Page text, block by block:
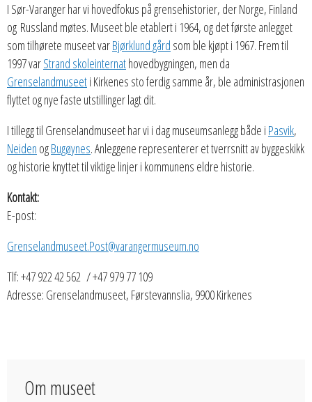
I Sør-Varanger har vi hovedfokus på grensehistorier, der Norge, Finland
og Russland møtes. Museet ble etablert i 1964, og det første anlegget
som tilhørete museet varBjørklund gård som ble kjøpt i 1967. Frem til
1997 varStrand skoleinternathovedbygningen, men da
Grenselandmuseeti Kirkenes sto ferdig samme år, ble administrasjonen
flyttet og nye faste utstillinger lagt dit.
I tillegg til Grenselandmuseet har vi i dag museumsanlegg både i Pasvik,
Neiden ogBugøynes. Anleggene representerer et tverrsnitt av byggeskikk
og historie knyttet til viktige linjer i kommunens eldre historie.
Kontakt:
E-post:
Grenselandmuseet.Post@varangermuseum.no
Tlf: +47 922 42 562 / +47 979 77 109
Adresse: Grenselandmuseet, Førstevannslia, 9900 Kirkenes
Om museet